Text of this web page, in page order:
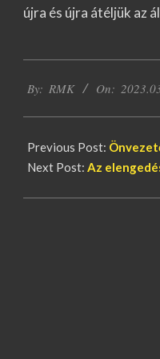
újra és újra átéljük az
03-
By: RMK On:
Previous Post:
Next Post: Az